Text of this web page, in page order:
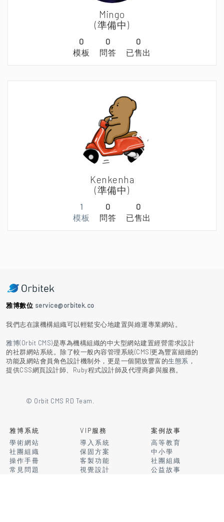
Mingo
(準備中)
0
模板
0
問答
0
已售出
Kenkenha
(準備中)
1
模板
0
問答
0
已售出
雅博數位 service@orbitek.co
我們志在讓機構組織可以輕鬆安心地建置與維運專業網站。
雅博(Orbit CMS)是專為機構組織的中大型網站建置經營需求設計
的社群網站系統。除了較一般內容管理系統(CMS)更為豐富細緻的
功能及網站會員角色設計機制外，更是一個開放豐富的生態系 ，
提供CSS網頁設計師、Ruby程式設計師及代理商參與服務。
© Orbit CMS RD Team.
雅博系統
學術網站
社團組織
操作手冊
常見問題
VIP服務
導入系統
保固方案
客製功能
視覺設計
案例故事
高等教育
中小學
社團組織
公益故事